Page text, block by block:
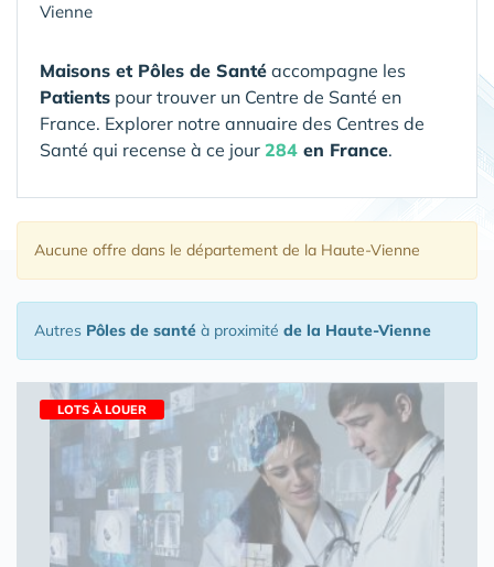
Vienne
Maisons et Pôles de Santé accompagne les
Patients pour trouver un Centre de Santé en
France. Explorer notre annuaire des Centres de
Santé qui recense à ce jour 284 en France.
Aucune offre dans le département de la Haute-Vienne
Autres Pôles de santé à proximité de la Haute-Vienne
LOTS À LOUER